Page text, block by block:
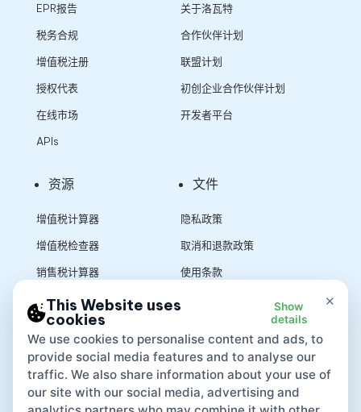
EPR报告
税务合规
增值税注册
授权代表
在线市场
APIs
关于洛瓦特
合作伙伴计划
联盟计划
初创企业合作伙伴计划
开发者平台
资源
增值税计算器
增值税检查器
销售税计算器
文件
隐私政策
取消和退款政策
使用条款
×
This Website uses
cookies
Show
details
We use cookies to personalise content and ads, to
provide social media features and to analyse our
traffic. We also share information about your use of
our site with our social media, advertising and